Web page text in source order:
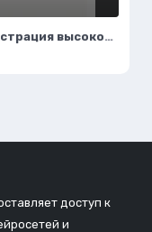
Демоническая элегантность: иллюстрация высокой моды в стиле фэнтези. Нейросеть Flux.1
доступ к
и